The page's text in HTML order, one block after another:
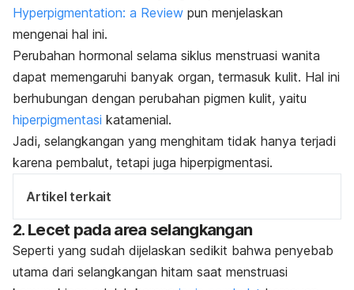
Hyperpigmentation: a Review pun menjelaskan
mengenai hal ini.
Perubahan hormonal selama siklus menstruasi wanita
dapat memengaruhi banyak organ, termasuk kulit. Hal ini
berhubungan dengan perubahan pigmen kulit, yaitu
hiperpigmentasi katamenial.
Jadi, selangkangan yang menghitam tidak hanya terjadi
karena pembalut, tetapi juga hiperpigmentasi.
Artikel terkait
2. Lecet pada area selangkangan
Seperti yang sudah dijelaskan sedikit bahwa penyebab
utama dari selangkangan hitam saat menstruasi